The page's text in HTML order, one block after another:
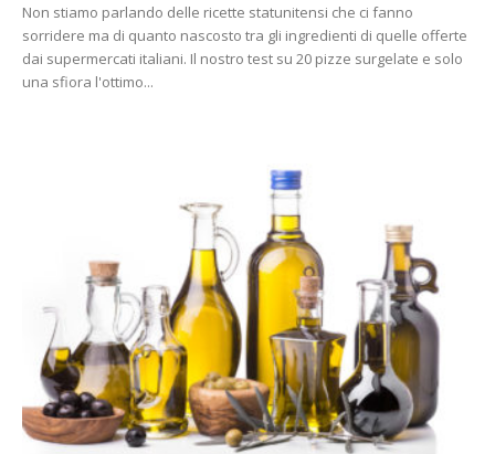
Non stiamo parlando delle ricette statunitensi che ci fanno
sorridere ma di quanto nascosto tra gli ingredienti di quelle offerte
dai supermercati italiani. Il nostro test su 20 pizze surgelate e solo
una sfiora l'ottimo...